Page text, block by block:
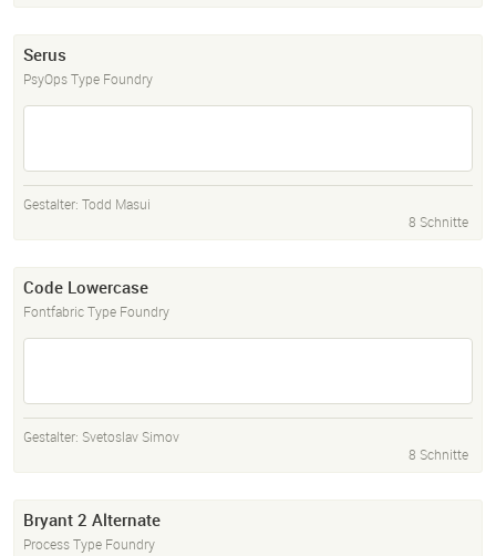
Serus
PsyOps Type Foundry
Gestalter: Todd Masui
8 Schnitte
Code Lowercase
Fontfabric Type Foundry
Gestalter: Svetoslav Simov
8 Schnitte
Bryant 2 Alternate
Process Type Foundry